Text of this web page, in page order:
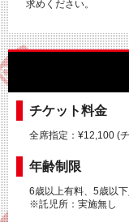
求めください。
チケット料金
全席指定：¥12,100 (
年齢制限
6歳以上有料、5歳以
※託児所：実施無し